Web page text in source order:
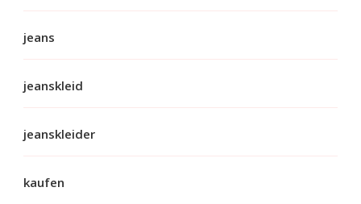
jeans
jeanskleid
jeanskleider
kaufen